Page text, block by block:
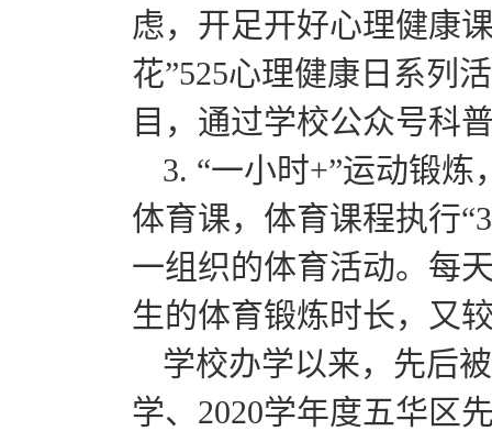
虑，开足开好心理健康
花”525心理健康日系列
目，通过学校公众号科
3. “一小时+”运动锻
体育课，体育课程执行
一组织的体育活动。每
生的体育锻炼时长，又
学校办学以来，先后
学、2020学年度五华区